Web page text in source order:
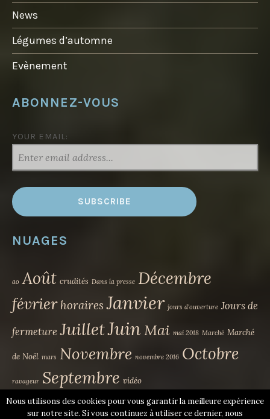
News
Légumes d’automne
Evènement
ABONNEZ-VOUS
YOUR EMAIL:
NUAGES
ao Août crudités Dans la presse Décembre
février horaires Janvier jours d'ouverture Jours de
fermeture JuilletJuinMai mai 2018 Marché Marché
de Noël mars Novembre novembre 2016 Octobre
ravageur Septembre vidéo
Nous utilisons des cookies pour vous garantir la meilleure expérience
sur notre site. Si vous continuez à utiliser ce dernier, nous